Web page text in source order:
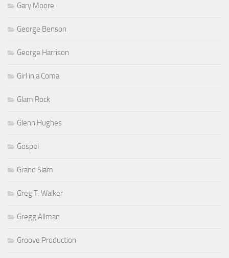
Gary Moore
George Benson
George Harrison
Girl in a Coma
Glam Rock
Glenn Hughes
Gospel
Grand Slam
Greg T. Walker
Gregg Allman
Groove Production